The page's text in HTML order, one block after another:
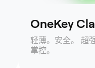
OneKey
轻薄。安全。 超
掌控。